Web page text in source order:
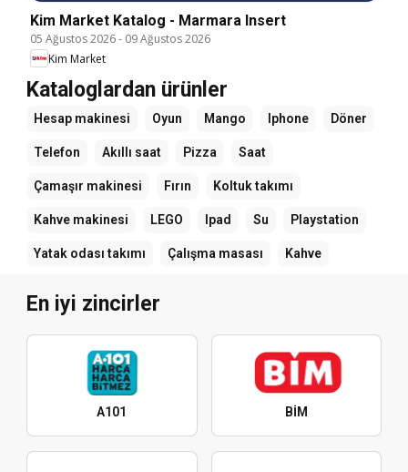
Kim Market Katalog - Marmara Insert
05 Ağustos 2026- 09 Ağustos 2026
Kim Market
Kataloglardan ürünler
Hesap makinesi Oyun Mango Iphone Döner
Telefon Akıllı saat Pizza Saat
Çamaşır makinesi Fırın Koltuk takımı
Kahve makinesi LEGO Ipad Su Playstation
Yatak odası takımı Çalışma masası Kahve
En iyi zincirler
A101 BİM